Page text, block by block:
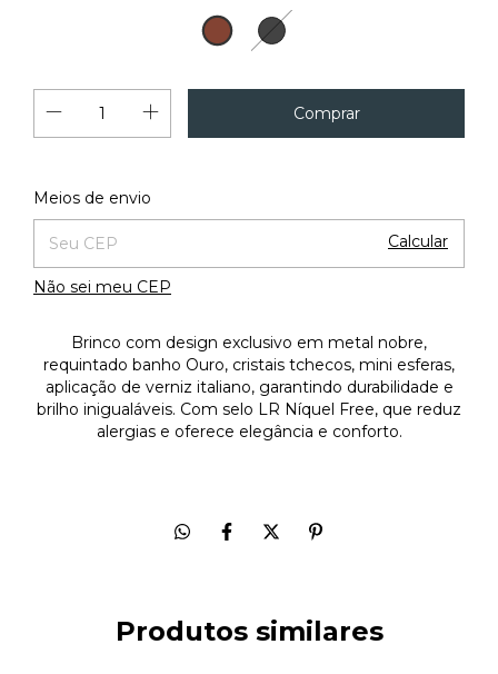
Smoked
Topaz
Hematita
Entregas para o CEP:
Meios de envio
Calcular
Não sei meu CEP
Brinco com design exclusivo em metal nobre,
requintado banho Ouro, cristais tchecos, mini esferas,
aplicação de verniz italiano, garantindo durabilidade e
brilho inigualáveis. Com selo LR Níquel Free, que reduz
alergias e oferece elegância e conforto.
Produtos similares